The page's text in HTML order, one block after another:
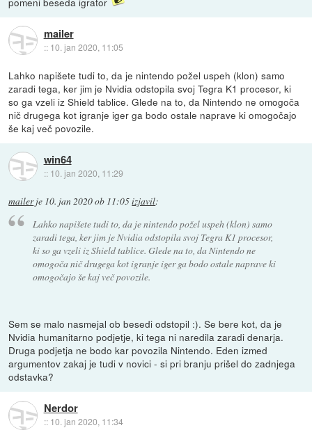
mailer
:: 10. jan 2020, 11:05
Lahko napišete tudi to, da je nintendo požel uspeh (klon) samo
zaradi tega, ker jim je Nvidia odstopila svoj Tegra K1 procesor, ki
so ga vzeli iz Shield tablice. Glede na to, da Nintendo ne omogoča
nič drugega kot igranje iger ga bodo ostale naprave ki omogočajo
še kaj več povozile.
win64
:: 10. jan 2020, 11:29
mailerje 10. jan 2020 ob 11:05izjavil:
Lahko napišete tudi to, da je nintendo požel uspeh (klon) samo
zaradi tega, ker jim je Nvidia odstopila svoj Tegra K1 procesor,
ki so ga vzeli iz Shield tablice. Glede na to, da Nintendo ne
omogoča nič drugega kot igranje iger ga bodo ostale naprave ki
omogočajo še kaj več povozile.
Sem se malo nasmejal ob besedi odstopil :). Se bere kot, da je
Nvidia humanitarno podjetje, ki tega ni naredila zaradi denarja.
Druga podjetja ne bodo kar povozila Nintendo. Eden izmed
argumentov zakaj je tudi v novici - si pri branju prišel do zadnjega
odstavka?
Nerdor
:: 10. jan 2020, 11:34